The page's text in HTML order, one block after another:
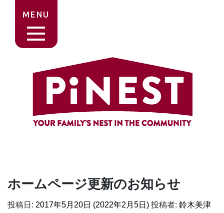
MENU
ホームページ更新のお知らせ
投稿日: 2017年5月20日 (2022年2月5日) 投稿者: 鈴木美津